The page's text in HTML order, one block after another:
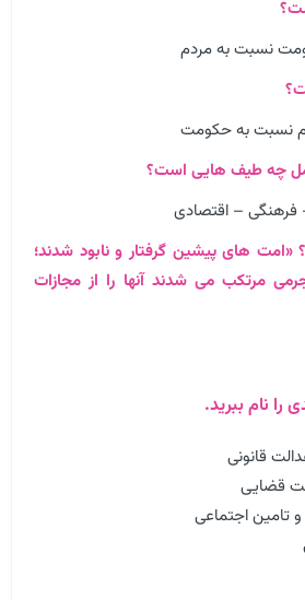
نسبت به مردم
نسبت به حکومت
– اقتصادی
های پیشین گرفتار و نابود شدند؛
مرتکب می شدند آنها را از مجازات